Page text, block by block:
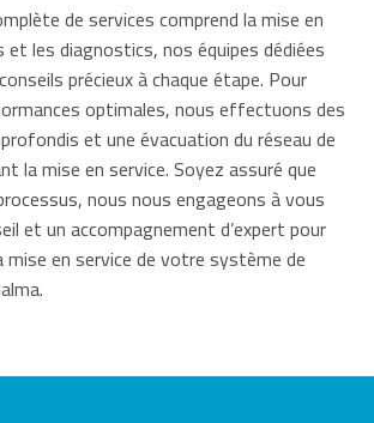
de services comprend la mise en
les diagnostics, nos équipes dédiées
précieux à chaque étape. Pour
optimales, nous effectuons des
et une évacuation du réseau de
la mise en service. Soyez assuré que
nous nous engageons à vous
et un accompagnement d’expert pour
mise en service de votre système de